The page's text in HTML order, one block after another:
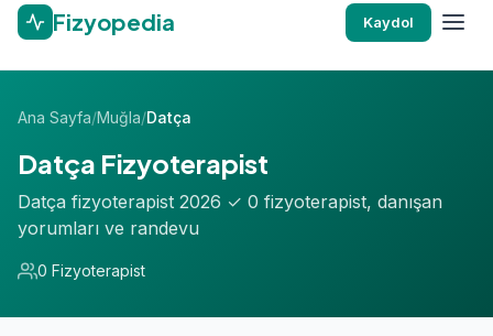
Fizyopedia Kaydol
Ana Sayfa/Muğla/Datça
Datça Fizyoterapist
Datça fizyoterapist 2026 ✓ 0 fizyoterapist, danışan
yorumları ve randevu
0 Fizyoterapist